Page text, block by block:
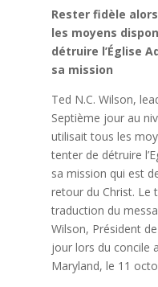
Rester fidèle
les moyens
détruire l’Église
sa mission
Ted N.C. Wilson,
Septième jour au
utilisait tous les
tenter de détruire
sa mission qui est
retour du Christ. Le
traduction du
Wilson, Président
jour lors du concile
Maryland, le 11